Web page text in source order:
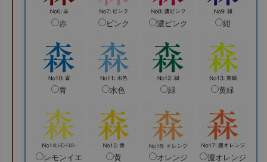
赤 ピンク 濃ピンク 紺
青 水色 緑 黄緑
レモンイエ
黄 オレンジ 濃オレンジ